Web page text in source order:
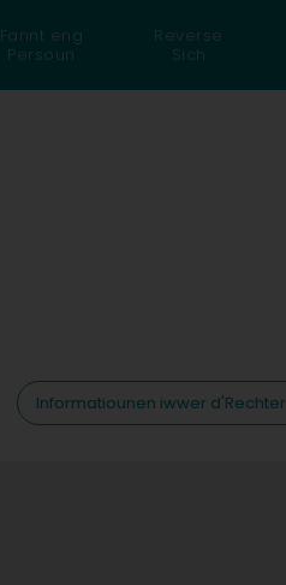
Fannt eng
Persoun
Reverse
Sich
Informatiounen iwwer d'Rechter